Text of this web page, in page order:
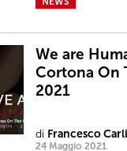
We are
Cortona On
2021
di Francesco
24 Maggio 2021